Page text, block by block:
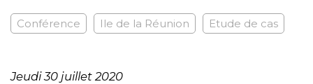
Conférence Ile de la Réunion Etude de cas
Jeudi 30 juillet 2020